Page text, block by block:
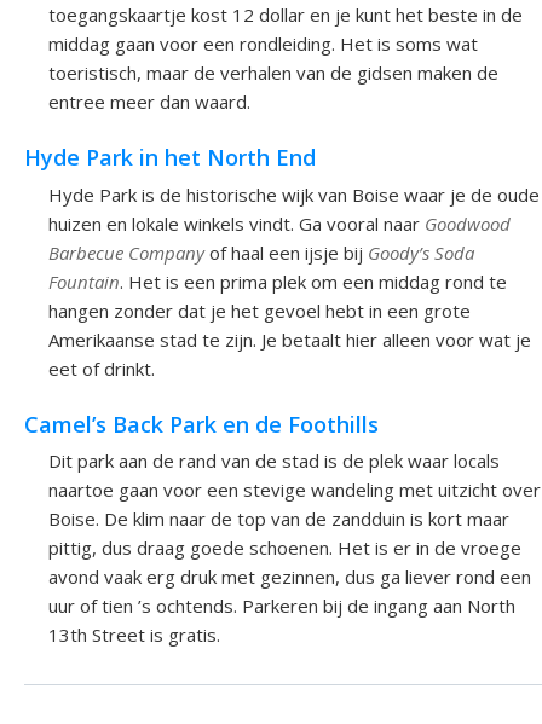
toegangskaartje kost 12 dollar en je kunt het beste in de
middag gaan voor een rondleiding. Het is soms wat
toeristisch, maar de verhalen van de gidsen maken de
entree meer dan waard.
Hyde Park in het North End
Hyde Park is de historische wijk van Boise waar je de oude
huizen en lokale winkels vindt. Ga vooral naar Goodwood
Barbecue Companyof haal een ijsje bij Goody’s Soda
Fountain. Het is een prima plek om een middag rond te
hangen zonder dat je het gevoel hebt in een grote
Amerikaanse stad te zijn. Je betaalt hier alleen voor wat je
eet of drinkt.
Camel’s Back Park en de Foothills
Dit park aan de rand van de stad is de plek waar locals
naartoe gaan voor een stevige wandeling met uitzicht over
Boise. De klim naar de top van de zandduin is kort maar
pittig, dus draag goede schoenen. Het is er in de vroege
avond vaak erg druk met gezinnen, dus ga liever rond een
uur of tien ’s ochtends. Parkeren bij de ingang aan North
13th Street is gratis.